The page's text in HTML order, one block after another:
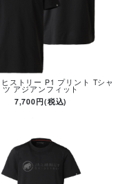
ストリー P1 プリント Tシャ
ツ アジアンフィット
7,700円(税込)